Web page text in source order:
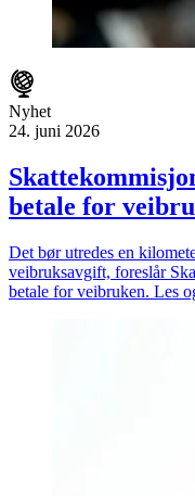
Nyhet
24. juni 2026
betale for
Det bør utredes en
veibruksavgift, foreslår
betale for veibruken. Les